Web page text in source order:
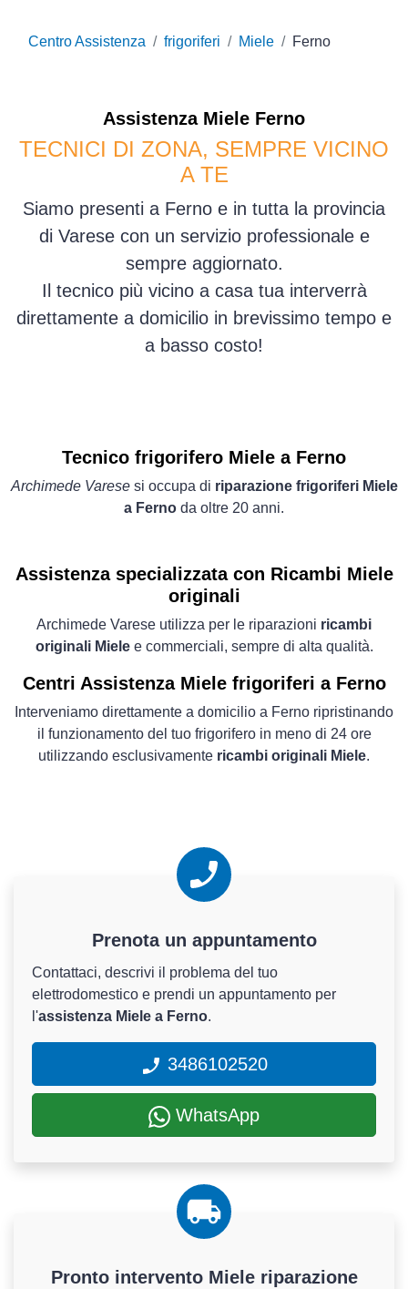
Centro Assistenza frigoriferi Miele Ferno
Assistenza Miele Ferno
TECNICI DI ZONA, SEMPRE VICINO
A TE
Siamo presenti a Ferno e in tutta la provincia
di Varese con un servizio professionale e
sempre aggiornato.
Il tecnico più vicino a casa tua interverrà
direttamente a domicilio in brevissimo tempo e
a basso costo!
Tecnico frigorifero Miele a Ferno
Archimede Varesesi occupa di riparazione frigoriferi Miele
a Ferno da oltre 20 anni.
Assistenza specializzata con Ricambi Miele
originali
Archimede Varese utilizza per le riparazioni ricambi
originali Mielee commerciali, sempre di alta qualità.
Centri Assistenza Miele frigoriferi a Ferno
Interveniamo direttamente a domicilio a Ferno ripristinando
il funzionamento del tuo frigorifero in meno di 24 ore
utilizzando esclusivamente ricambi originali Miele.
Prenota un appuntamento
Contattaci, descrivi il problema del tuo
elettrodomestico e prendi un appuntamento per
l'assistenza Miele a Ferno.
3486102520
WhatsApp
Pronto intervento Miele riparazione